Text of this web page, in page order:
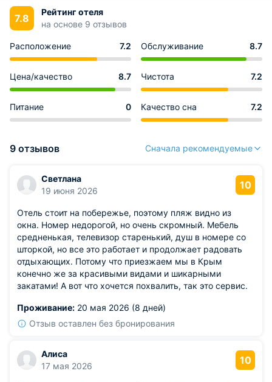
7.8
Рейтинг отеля
на основе 9 отзывов
Расположение 7.2 Обслуживание 8.7
Цена/качество 8.7 Чистота 7.2
Питание 0 Качество сна 7.2
9 отзывов Сначала рекомендуемые
Светлана
19 июня 2026
10
Отель стоит на побережье, поэтому пляж видно из
окна. Номер недорогой, но очень скромный. Мебель
средненькая, телевизор старенький, душ в номере со
шторкой, но все это работает и продолжает радовать
отдыхающих. Потому что приезжаем мы в Крым
конечно же за красивыми видами и шикарными
закатами! А вот что хочется похвалить, так это сервис.
Проживание: 20 мая 2026 (8 дней)
Отзыв оставлен без бронирования
Алиса
17 мая 2026
10